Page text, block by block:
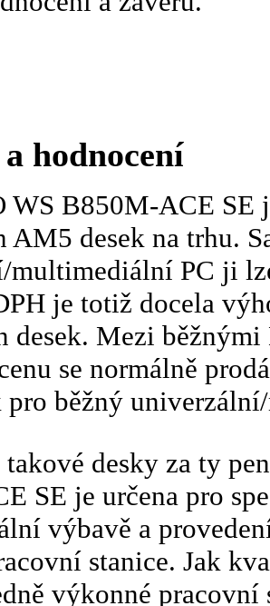
hodnocení
WS B850M-ACE SE
AM5 desek na trhu.
multimediální PC ji
je totiž docela
desek. Mezi
se normálně
pro běžný
desky za ty
SE je určena pro
výbavě a
stanice. Jak
výkonné